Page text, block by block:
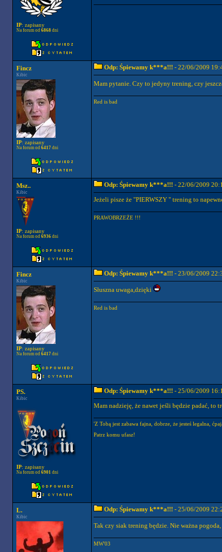
IP: zapisany
Na forum od 6868dni
Fincz
Kibic
IP: zapisany
Na forum od 6417dni
Odp: Śpiewamy k***a!!! - 22/06/2009
Mam pytanie. Czy to jedyny trening, czy
Red is bad
Msz..
Kibic
IP: zapisany
Na forum od 6936dni
Odp: Śpiewamy k***a!!! - 22/06/2009
Jeżeli pisze że "PIERWSZY " trening to
PRAWOBRZEŻE !!!
Fincz
Kibic
IP: zapisany
Na forum od 6417dni
Odp: Śpiewamy k***a!!! - 23/06/2009
Słuszna uwaga,dzięki
Red is bad
PS.
Kibic
IP: zapisany
Na forum od 6901 dni
Odp: Śpiewamy k***a!!! - 25/06/2009
Mam nadzieję, że nawet jeśli będzie padać, to
'Z Tobą jest zabawa fajna, dobrze, że jesteś legalna,
Patrz komu ufasz!
L.
Kibic
Odp: Śpiewamy k***a!!! - 25/06/2009
Tak czy siak trening będzie. Nie ważna
MW'03